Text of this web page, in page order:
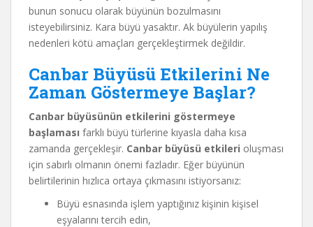
bunun sonucu olarak büyünün bozulmasını
isteyebilirsiniz. Kara büyü yasaktır. Ak büyülerin yapılış
nedenleri kötü amaçları gerçekleştirmek değildir.
Canbar Büyüsü Etkilerini Ne
Zaman Göstermeye Başlar?
Canbar büyüsünün etkilerini göstermeye
başlaması farklı büyü türlerine kıyasla daha kısa
zamanda gerçekleşir. Canbar büyüsü etkileri oluşması
için sabırlı olmanın önemi fazladır. Eğer büyünün
belirtilerinin hızlıca ortaya çıkmasını istiyorsanız:
Büyü esnasında işlem yaptığınız kişinin kişisel
eşyalarını tercih edin,